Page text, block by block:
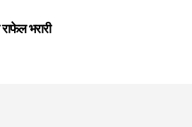
राफेल भरारी